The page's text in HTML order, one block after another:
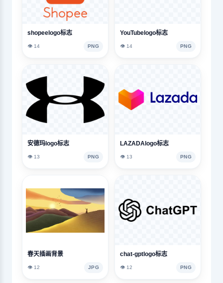
shopeelogo标志
👁️ 14 PNG
YouTubelogo标志
👁️ 14 PNG
安德玛logo标志
👁️ 13 PNG
LAZADAlogo标志
👁️ 13 PNG
春天插画背景
👁️ 12 JPG
chat-gptlogo标志
👁️ 12 PNG